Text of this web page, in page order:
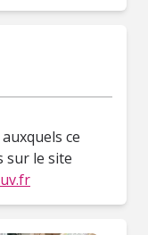
ce
sur le site